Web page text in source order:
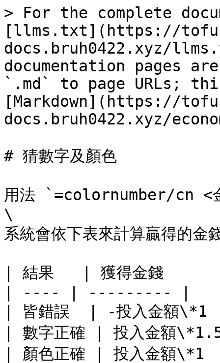
> For the complete
[llms.txt](https://
docs.bruh0422.xyz/
documentation pages
`.md` to page URLs;
[Markdown](https://
docs.bruh0422.xyz/
# 猜數字及顏色
用法 `=colornumber/cn <
\
系統會依下表來計算贏得的金
| 結果   | 獲得金錢
| ---- | --------- |
| 皆錯誤  | -投入金額
| 數字正確 | 投入金額
| 顏色正確 | 投入金額